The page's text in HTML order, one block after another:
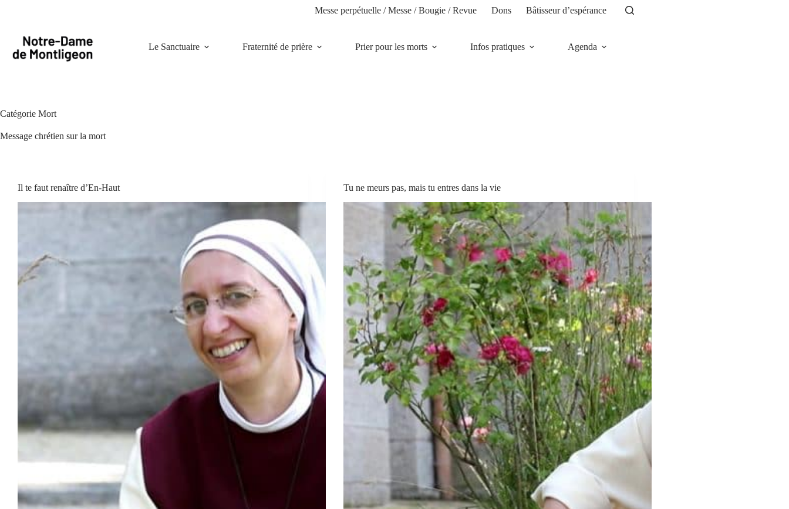
Messe perpétuelle / Messe / Bougie / Revue Dons Bâtisseur d’espérance
Le Sanctuaire Fraternité de prière Prier pour les morts Infos pratiques Agenda
Catégorie Mort
Message chrétien sur la mort
Il te faut renaître d’En-Haut Tu ne meurs pas, mais tu entres dans la vie